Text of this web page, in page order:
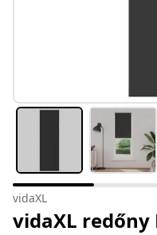
vidaXL
vidaXL redőny